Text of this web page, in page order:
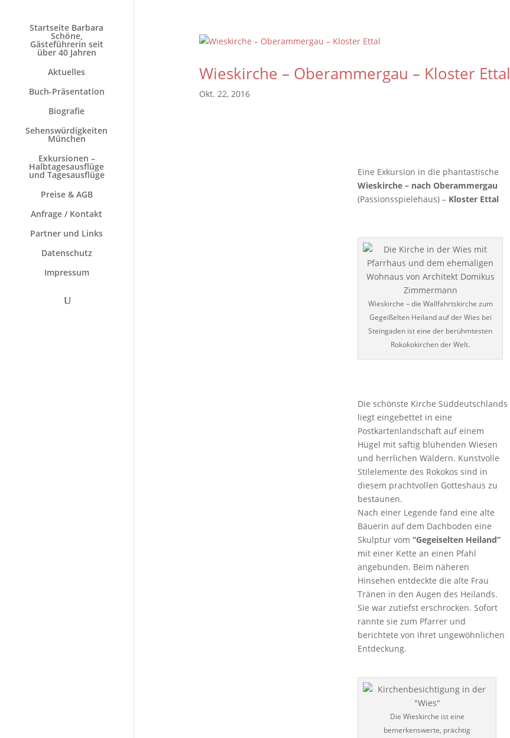
Startseite Barbara
Schöne,
Gästeführerin seit
über 40 Jahren
Aktuelles
Buch-Präsentation
Biografie
Sehenswürdigkeiten
München
Exkursionen –
Halbtagesausflüge
und Tagesausflüge
Preise & AGB
Anfrage / Kontakt
Partner und Links
Datenschutz
Impressum
Wieskirche – Oberammergau – Kloster Ettal
Okt. 22, 2016
Eine Exkursion in die phantastische
Wieskirche – nach Oberammergau
(Passionsspielehaus) – Kloster Ettal
Wieskirche – die Wallfahrtskirche zum
Gegeißelten Heiland auf der Wies bei
Steingaden ist eine der berühmtesten
Rokokokirchen der Welt.
Die schönste Kirche Süddeutschlands
liegt eingebettet in eine
Postkartenlandschaft auf einem
Hügel mit saftig blühenden Wiesen
und herrlichen Wäldern. Kunstvolle
Stilelemente des Rokokos sind in
diesem prachtvollen Gotteshaus zu
bestaunen.
Nach einer Legende fand eine alte
Bäuerin auf dem Dachboden eine
Skulptur vom“Gegeiselten Heiland”
mit einer Kette an einen Pfahl
angebunden. Beim näheren
Hinsehen entdeckte die alte Frau
Tränen in den Augen des Heilands.
Sie war zutiefst erschrocken. Sofort
rannte sie zum Pfarrer und
berichtete von ihret ungewöhnlichen
Entdeckung.
Die Wieskirche ist eine
bemerkenswerte, prächtig